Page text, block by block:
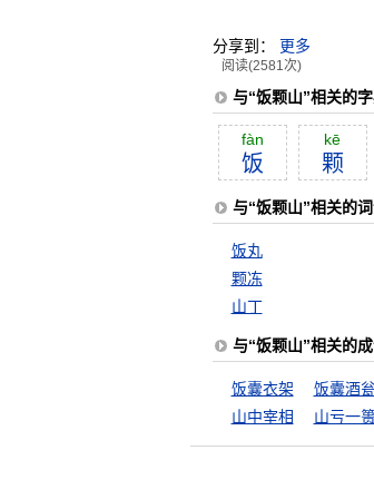
分享到： 更多
阅读(2581次)
与“饭颗山”相关的
fàn
饭
kē
颗
与“饭颗山”相关的
饭丸
颗冻
山丁
与“饭颗山”相关的
饭囊衣架 饭囊酒
山中宰相
山亏一